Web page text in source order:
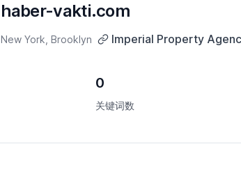
haber-vakti.com
New York, Brooklyn Imperial Property
0
关键词数